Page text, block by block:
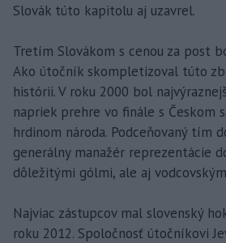
Slovák túto kapitolu aj uzavrel.
Tretím Slovákom s cenou za post
Ako útočník skompletizoval túto
histórii. V roku 2000 bol
napriek prehre vo finále s Českom
hrdinom národa. Podceňovaný tím
generálny manažér reprezentácie
dôležitými gólmi, ale aj
Najviac zástupcov mal slovenský
roku 2012. Spoločnosť útočníkovi